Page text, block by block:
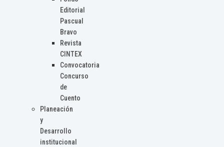
Editorial
Pascual
Bravo
Revista
CINTEX
Convocatoria
Concurso
de
Cuento
Planeación
y
Desarrollo
institucional